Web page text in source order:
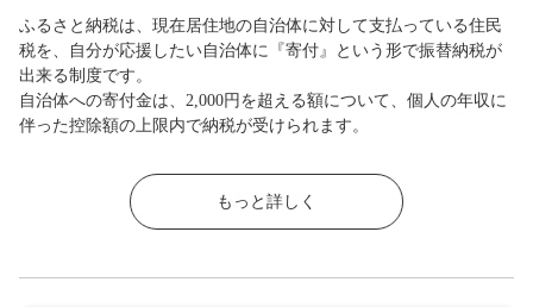
ふるさと納税は、現在居住地の自治体に対して支払っている住民
税を、自分が応援したい自治体に『寄付』という形で振替納税が
出来る制度です。
自治体への寄付金は、2,000円を超える額について、個人の年収に
伴った控除額の上限内で納税が受けられます。
もっと詳しく